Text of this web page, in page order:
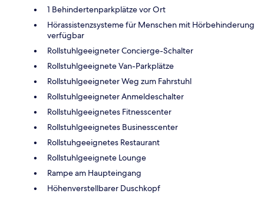
1 Behindertenparkplätze vor Ort
Hörassistenzsysteme für Menschen mit Hörbehinderung
verfügbar
Rollstuhlgeeigneter Concierge-Schalter
Rollstuhlgeeignete Van-Parkplätze
Rollstuhlgeeigneter Weg zum Fahrstuhl
Rollstuhlgeeigneter Anmeldeschalter
Rollstuhlgeeignetes Fitnesscenter
Rollstuhlgeeignetes Businesscenter
Rollstuhgeeignetes Restaurant
Rollstuhlgeeignete Lounge
Rampe am Haupteingang
Höhenverstellbarer Duschkopf